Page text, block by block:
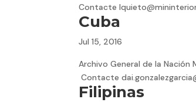
Contacte
Cuba
Jul 15, 2016
Archivo General de la Nación
Contacte
Filipinas